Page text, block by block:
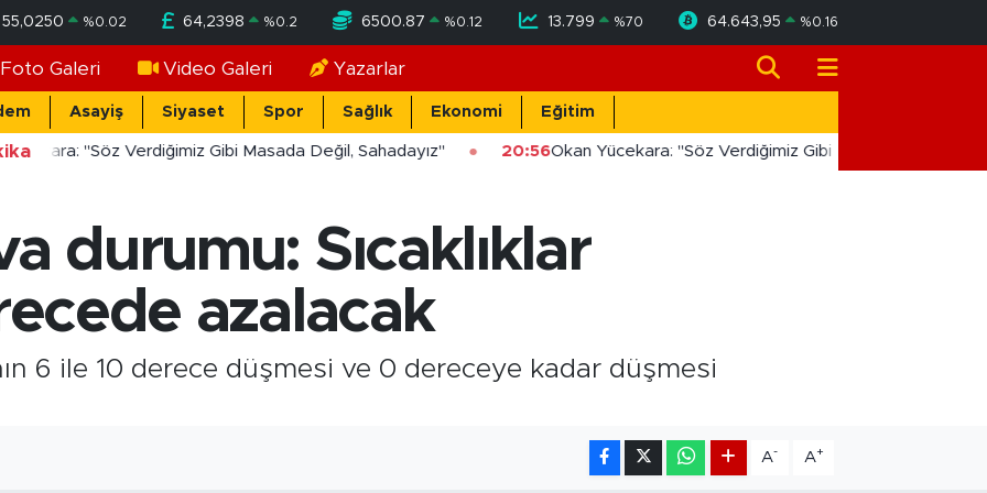
55,0250 %0.02 64,2398 %0.2 6500.87 %0.12 13.799 %70 64.643,95 %0.16
Foto Galeri Video Galeri Yazarlar
Asayiş Siyaset Spor Sağlık Ekonomi Eğitim
"Söz Verdiğimiz Gibi Masada Değil, Sahadayız" 20:56Okan Yücekara: "Söz Verdiğimiz Gibi Masada Değil,
durumu: Sıcaklıklar
azalacak
6 ile 10 derece düşmesi ve 0 dereceye kadar düşmesi
A- A+